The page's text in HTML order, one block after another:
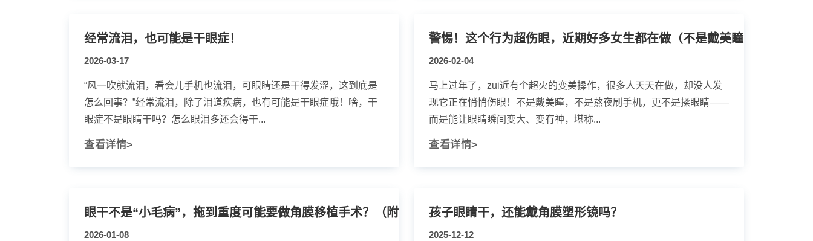
经常流泪，也可能是干眼症！
2026-03-17
“风一吹就流泪，看会儿手机也流泪，可眼睛还是干得发涩，这到底是
怎么回事？”经常流泪，除了泪道疾病，也有可能是干眼症哦！啥，干
眼症不是眼睛干吗？怎么眼泪多还会得干...
查看详情>
警惕！这个行为超伤眼，近期好多女生都在做（不是戴美瞳
2026-02-04
马上过年了，zui近有个超火的变美操作，很多人天天在做，却没人发
现它正在悄悄伤眼！不是戴美瞳，不是熬夜刷手机，更不是揉眼睛——
而是能让眼睛瞬间变大、变有神，堪称...
查看详情>
眼干不是“小毛病”，拖到重度可能要做角膜移植手术？（附自测指南
2026-01-08
孩子眼睛干，还能戴角膜塑形镜吗？
2025-12-12